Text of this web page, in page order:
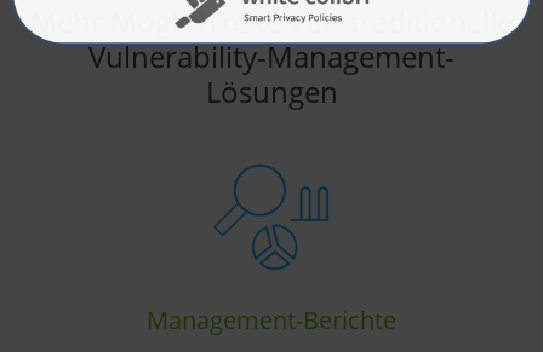
Mehr Möglichkeiten als traditionelle
Vulnerability-Management-
Lösungen
Management-Berichte